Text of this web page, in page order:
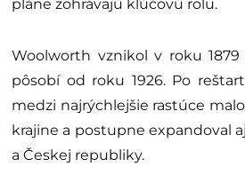
pláne zohrávajú kľúčovú rolu.
Woolworth vznikol v roku
pôsobí od roku 1926. Po
medzi najrýchlejšie rastúce
krajine a postupne expandoval
a Českej republiky.